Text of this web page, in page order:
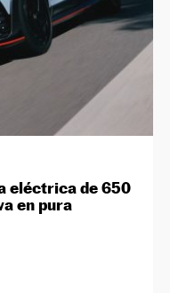
eléctrica de 650
en pura